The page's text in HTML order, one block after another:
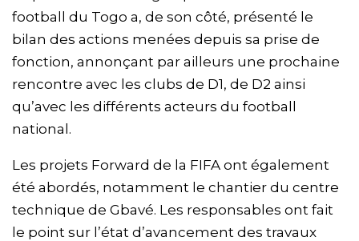
football du Togo a, de son côté, présenté le
bilan des actions menées depuis sa prise de
fonction, annonçant par ailleurs une prochaine
rencontre avec les clubs de D1, de D2 ainsi
qu’avec les différents acteurs du football
national.
Les projets Forward de la FIFA ont également
été abordés, notamment le chantier du centre
technique de Gbavé. Les responsables ont fait
le point sur l’état d’avancement des travaux